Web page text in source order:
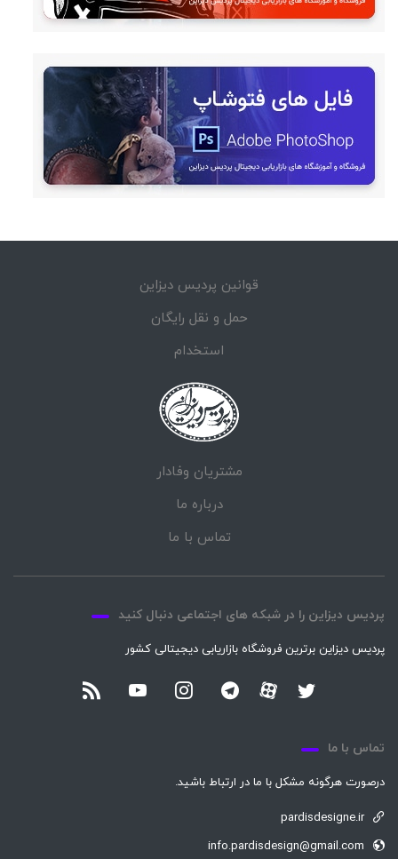
قوانین پردیس دیزاین
حمل و نقل رایگان
استخدام
مشتریان وفادار
درباره ما
تماس با ما
پردیس دیزاین را در شبکه های اجتماعی دنبال کنید
پردیس دیزاین برترین فروشگاه بازاریابی دیجیتالی کشور
تماس با ما
درصورت هرگونه مشکل با ما در ارتباط باشید.
pardisdesigne.ir
info.pardisdesign@gmail.com